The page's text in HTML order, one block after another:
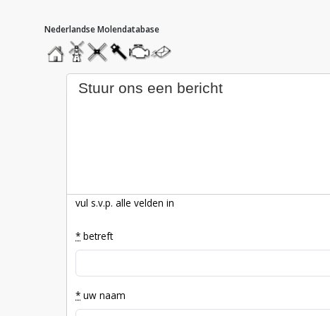
hoofdmenu
homemolendatabase
roedendatabase
assendatabase
motorendatabase
stuur
een
bericht
stuur ons een bericht
vul s.v.p. alle velden in
* betreft
* uw naam